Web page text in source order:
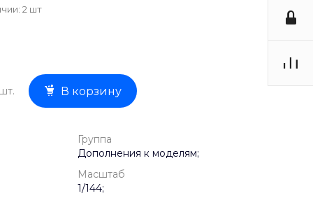
2 шт
В корзину
Группа
Дополнения к моделям;
Масштаб
1/144;